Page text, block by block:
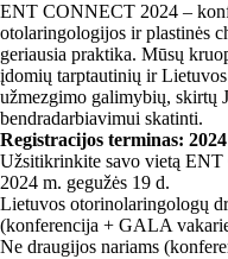
ENT CONNECT 2024 –
otolaringologijos ir plastinės
geriausia praktika. Mūsų
įdomių tarptautinių ir
užmezgimo galimybių, skirtų
bendradarbiavimui skatinti.
Registracijos terminas:
Užsitikrinkite savo vietą
2024 m. gegužės 19 d.
Lietuvos otorinolaringologų
(konferencija + GALA
Ne draugijos nariams